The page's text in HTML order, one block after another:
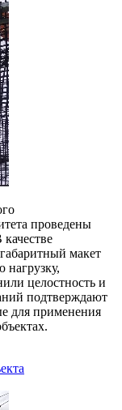
проведены
макет
целостность и
подтверждают
для применения